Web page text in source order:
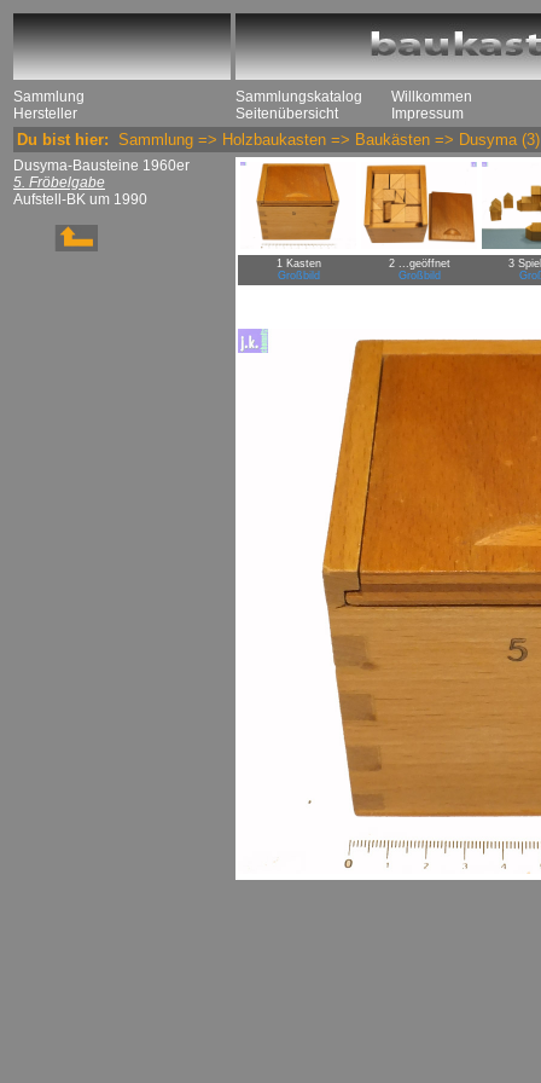
Sammlung
Hersteller
Sammlungskatalog
Seitenübersicht
Willkommen
Impressum
Du bist hier: Sammlung => Holzbaukasten => Baukästen => Dusyma (3)
Dusyma-Bausteine 1960er
5. Fröbelgabe
Aufstell-BK um 1990
1 Kasten
Großbild
2 ...geöffnet
Großbild
3